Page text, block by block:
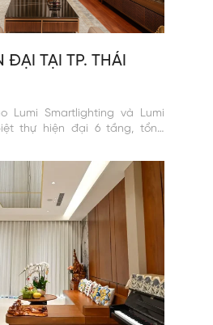
ĐẠI TẠI TP. THÁI
Lumi Smartlighting và Lumi
thự hiện đại 6 tầng, tổng
phúc.